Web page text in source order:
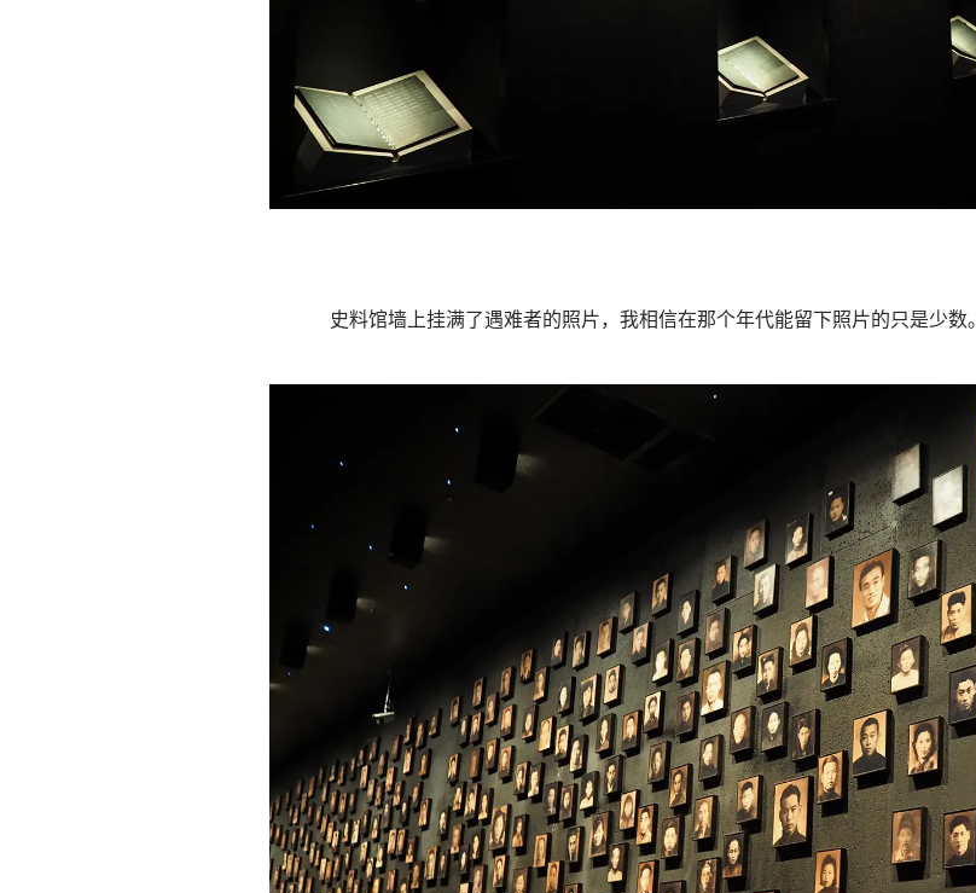
史料馆墙上挂满了遇难者的照片，我相信在那个年代能留下照片的只是少数。